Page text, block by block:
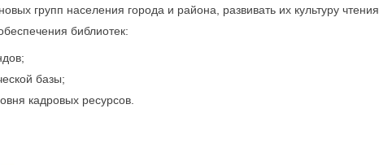
групп населения города и района, развивать их культуру чтения.
библиотек:
базы;
кадровых ресурсов.